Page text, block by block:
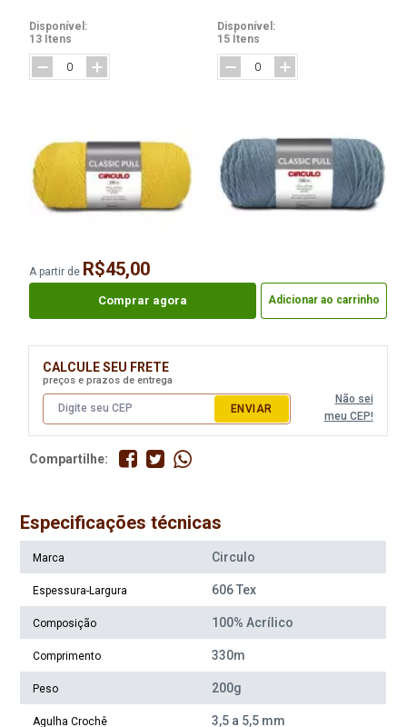
Disponível:
13 Itens
Disponível:
15 Itens
Fio Circulo Classic Pull 200G
15 Itens
Cor 2667 Brisa Fria
5 Itens
Fio Circulo Classic Pull 200G
Cor 2756 Mirtilo
Disponível:
0 Itens
Fio Circulo Classic Pull 200G
Disponível:
0 Itens
A partir de R$45,00
Comprar agora Adicionar ao carrinho
CALCULE SEU FRETE
preços e prazos de entrega
ENVIAR
Não sei
meu CEP!
Compartilhe:
Especificações técnicas
Marca Circulo
Espessura-Largura 606 Tex
Composição 100% Acrílico
Comprimento 330m
Peso 200g
Agulha Crochê 3,5 a 5,5 mm